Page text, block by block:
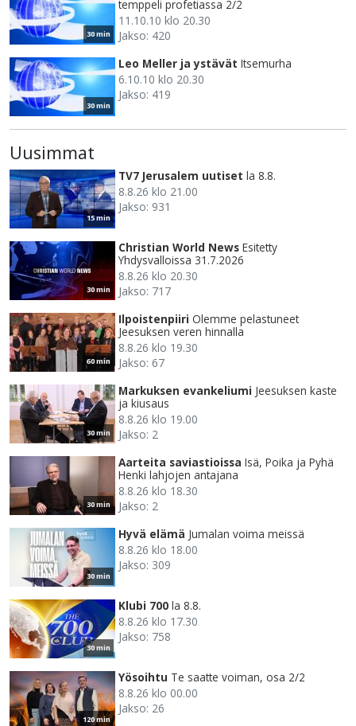
30 min
temppeli profetiassa 2/2
11.10.10 klo 20.30
Jakso: 420
30 min
Leo Meller ja ystävät Itsemurha
6.10.10 klo 20.30
Jakso: 419
Uusimmat
15 min
TV7 Jerusalem uutiset la 8.8.
8.8.26 klo 21.00
Jakso: 931
30 min
Christian World News Esitetty
Yhdysvalloissa 31.7.2026
8.8.26 klo 20.30
Jakso: 717
60 min
Ilpoistenpiiri Olemme pelastuneet
Jeesuksen veren hinnalla
8.8.26 klo 19.30
Jakso: 67
30 min
Markuksen evankeliumi Jeesuksen kaste
ja kiusaus
8.8.26 klo 19.00
Jakso: 2
30 min
Aarteita saviastioissa Isä, Poika ja Pyhä
Henki lahjojen antajana
8.8.26 klo 18.30
Jakso: 2
30 min
Hyvä elämä Jumalan voima meissä
8.8.26 klo 18.00
Jakso: 309
30 min
Klubi 700 la 8.8.
8.8.26 klo 17.30
Jakso: 758
120 min
Yösoihtu Te saatte voiman, osa 2/2
8.8.26 klo 00.00
Jakso: 26